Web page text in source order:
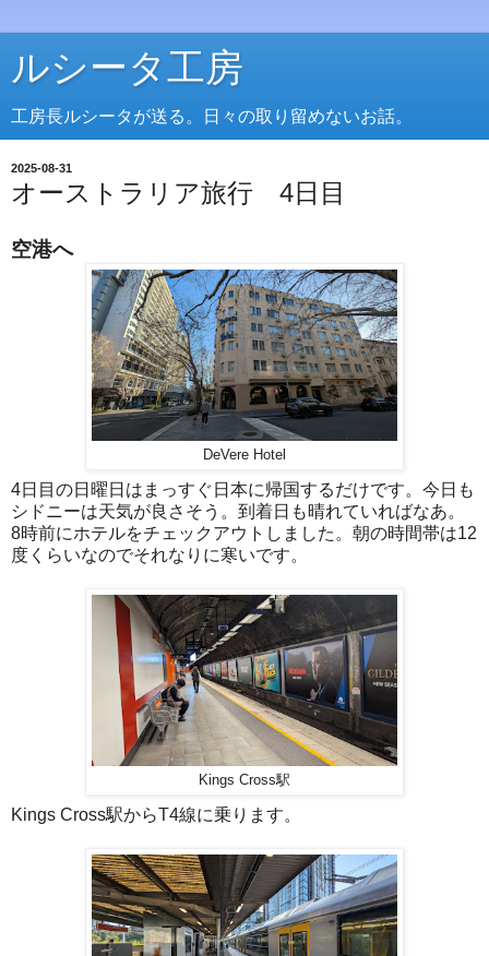
ルシータ工房
工房長ルシータが送る。日々の取り留めないお話。
2025-08-31
オーストラリア旅行 4日目
空港へ
DeVere Hotel
4日目の日曜日はまっすぐ日本に帰国するだけです。今日も
シドニーは天気が良さそう。到着日も晴れていればなあ。
8時前にホテルをチェックアウトしました。朝の時間帯は12
度くらいなのでそれなりに寒いです。
Kings Cross駅
Kings Cross駅からT4線に乗ります。